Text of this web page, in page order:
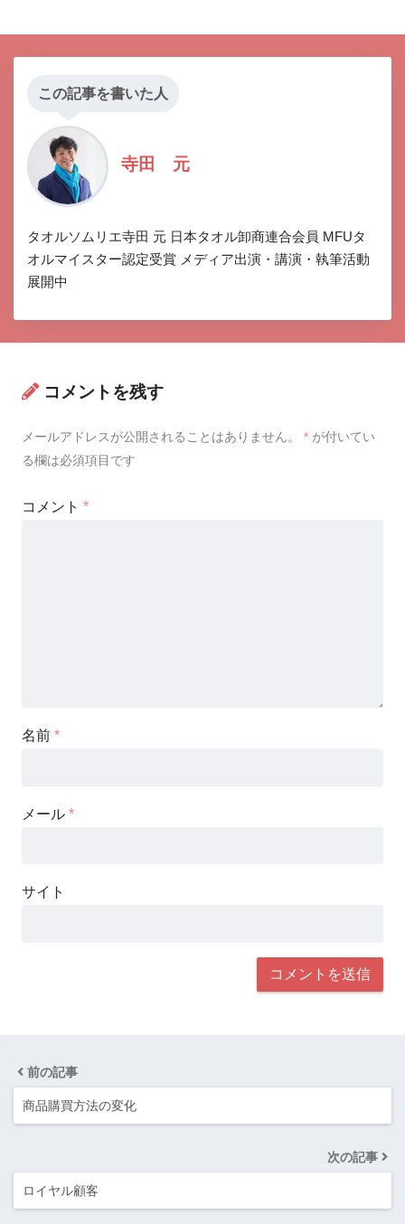
この記事を書いた人
寺田 元
タオルソムリエ寺田 元 日本タオル卸商連合会員 MFUタ
オルマイスター認定受賞 メディア出演・講演・執筆活動
展開中
コメントを残す
メールアドレスが公開されることはありません。 * が付いてい
る欄は必須項目です
コメント *
名前 *
メール *
サイト
前の記事
商品購買方法の変化
次の記事
ロイヤル顧客